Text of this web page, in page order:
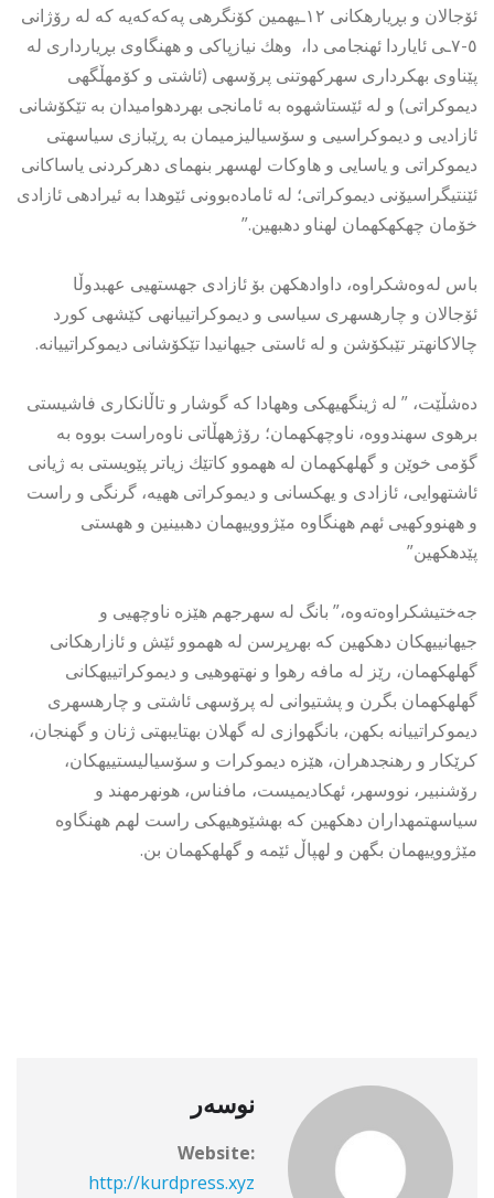
ئۆجالان و بڕیارهكانی ١٢ـیهمین كۆنگرهی پەکەکەیه كه له رۆژانی
٥-٧ـی ئایاردا ئهنجامی دا، وهك نیازپاكی و ههنگاوی بڕیارداری له
پێناوی بهكرداری سهركهوتنی پرۆسهی (ئاشتی و كۆمهڵگهی
دیموكراتی) و له ئێستاشهوه به ئامانجی بهردهوامیدان به تێكۆشانی
ئازادیی و دیموكراسیی و سۆسیالیزمیمان به ڕێبازی سیاسهتی
دیموكراتی و یاسایی و هاوكات لهسهر بنهمای دهركردنی یاساكانی
ئێنتیگراسیۆنی دیموكراتی؛ له ئامادەبوونی ئێوهدا به ئیرادهی ئازادی
خۆمان چهكهكهمان لهناو دهبهین.”
باس لەوەشکراوە، داوادهكهن بۆ ئازادی جهستهیی عهبدوڵا
ئۆجالان و چارهسهری سیاسی و دیموكراتییانهی كێشهی كورد
چالاكانهتر تێبكۆشن و له ئاستی جیهانیدا تێكۆشانی دیموكراتییانه.
دەشڵێت، ” له ژینگهیهكی وههادا كه گوشار و تاڵانكاری فاشیستی
برهوی سهندووه، ناوچهكهمان؛ رۆژههڵاتی ناوەراست بووه به
گۆمی خوێن و گهلهكهمان له ههموو كاتێك زیاتر پێویستی به ژیانی
ئاشتهوایی، ئازادی و یهكسانی و دیموكراتی ههیه، گرنگی و راست
و ههنووكهیی ئهم ههنگاوه مێژووییهمان دهبینین و ههستی
پێدهكهین”
جەختیشکراوەتەوە،” بانگ له سهرجهم هێزه ناوچهیی و
جیهانییهكان دهكهین كه بهرپرسن له ههموو ئێش و ئازارهكانی
گهلهكهمان، رێز له مافه رهوا و نهتهوهیی و دیموكراتییهكانی
گهلهكهمان بگرن و پشتیوانی له پرۆسهی ئاشتی و چارهسهری
دیموكراتییانه بكهن، بانگهوازی له گهلان بهتایبهتی ژنان و گهنجان،
كرێكار و رهنجدهران، هێزه دیموكرات و سۆسیالیستییهكان،
رۆشنبیر، نووسهر، ئهكادیمیست، مافناس، هونهرمهند و
سیاسهتمهداران دهكهین كه بهشێوهیهكی راست لهم ههنگاوه
مێژووییهمان بگهن و لهپاڵ ئێمه و گهلهكهمان بن.
نوسەر
Website:
http://kurdpress.xyz